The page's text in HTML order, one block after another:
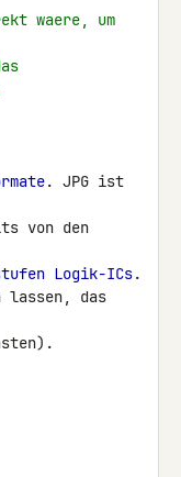
waere, um
. JPG ist
von den
Logik-ICs.
lassen, das